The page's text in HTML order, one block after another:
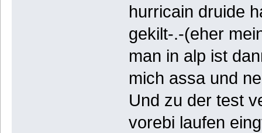
hurricain druide
gekilt-.-(eher
man in alp ist
mich assa und
Und zu der test
vorebi laufen